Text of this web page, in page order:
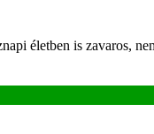
életben is zavaros,